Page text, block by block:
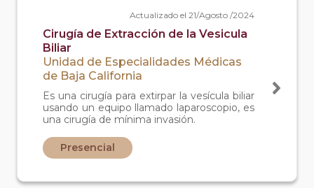
Actualizado el 21/Agosto /2024
Cirugía de Extracción de la Vesicula
Biliar
Unidad de Especialidades Médicas
de Baja California
Es una cirugía para extirpar la vesícula biliar
usando un equipo llamado laparoscopio, es
una cirugía de mínima invasión.
Presencial